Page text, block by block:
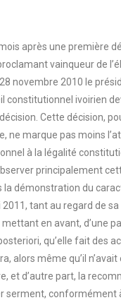
après une première
vainqueur de
novembre 2010 le
constitutionnel ivoirien
Cette décision,
ne marque pas moins
à la légalité
principalement
la démonstration du
2011, tant au regard de
en avant, d’une
qu’elle fait des
alors même qu’il
et d’autre part, la
serment, conformément